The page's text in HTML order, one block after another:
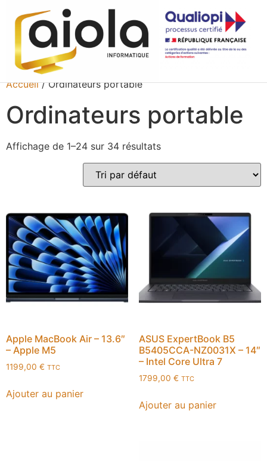
Accueil/ Ordinateurs portable
Ordinateurs portable
Affichage de 1–24 sur 34 résultats
Apple MacBook Air – 13.6″
– Apple M5
1199,00 € TTC
Ajouter au panier
ASUS ExpertBook B5
B5405CCA-NZ0031X – 14″
– Intel Core Ultra 7
1799,00 € TTC
Ajouter au panier